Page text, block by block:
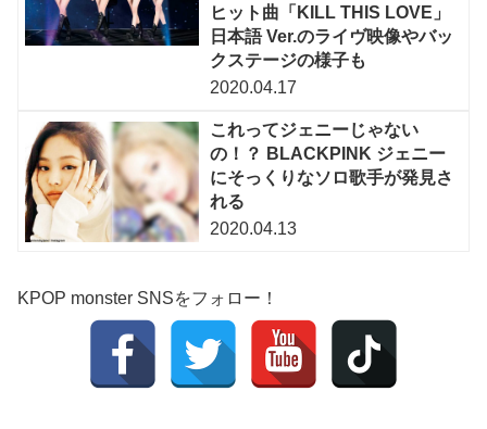
ヒット曲「KILL THIS LOVE」
日本語 Ver.のライヴ映像やバッ
クステージの様子も
2020.04.17
これってジェニーじゃない
の！？ BLACKPINK ジェニー
にそっくりなソロ歌手が発見さ
れる
2020.04.13
KPOP monster SNSをフォロー！